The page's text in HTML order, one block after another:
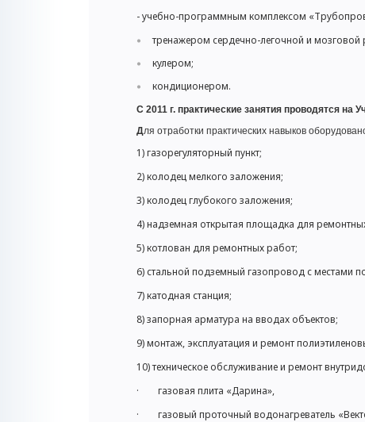
- учебно-программным комплексом
тренажером сердечно-легочной и
кулером;
кондиционером.
С 2011 г. практические занятия проводятся на
Для отработки практических навыков
1) газорегуляторный пункт;
2) колодец мелкого заложения;
3) колодец глубокого заложения;
4) надземная открытая площадка для
5) котлован для ремонтных работ;
6) стальной подземный газопровод с местами
7) катодная станция;
8) запорная арматура на вводах объектов;
9) монтаж, эксплуатация и ремонт
10) техническое обслуживание и ремонт
· газовая плита «Дарина»,
· газовый проточный водонагреватель